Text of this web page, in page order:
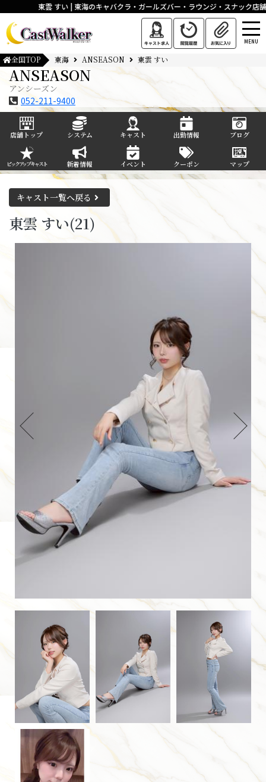
東雲 すい | 東海のキャバクラ・ガールズバー・ラウンジ・スナック店舗
MENU
全国TOP 東海 ANSEASON 東雲 すい
ANSEASON
アンシーズン
052-211-9400
店舗トップ システム キャスト 出勤情報 ブログ
新着情報 イベント クーポン マップ
キャスト一覧へ戻る
東雲 すい(21)